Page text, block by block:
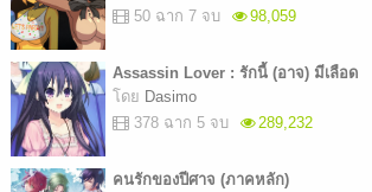
50 ฉาก 7 จบ
98,059
Assassin Lover : รักนี้ (อาจ) มีเลือด
โดย Dasimo
378 ฉาก 5 จบ
289,232
คนรักของปีศาจ (ภาคหลัก)